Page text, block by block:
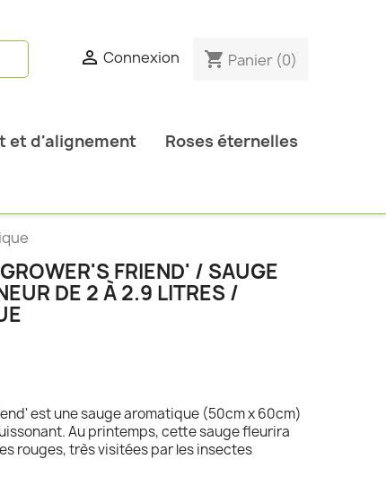
 Connexion shopping_cart Panier (0)
et d'alignement Roses éternelles
FRIEND' / SAUGE
DE 2 À 2.9 LITRES /
est une sauge aromatique (50cm x 60cm)
Au printemps, cette sauge fleurira
rouges, très visitées par les insectes